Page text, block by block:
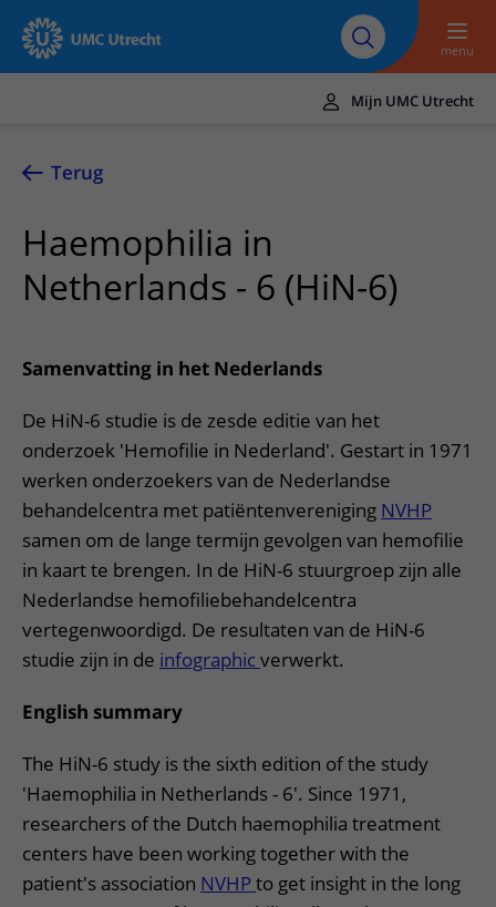
Naar hoofdinhoud
Over UMC
Utrecht
Research
Werken bij het UMC
Utrecht
menu
UMC Utrecht
Zorg en behandeling
Ziekten en aandoeningen
Poliklinieken
Verpleegafdelingen
Onze zorgverleners
Onderzoeken en diagnostiek
Het Wilhelmina Kinderziekenhuis
Afspraak en opname
Opname in het ziekenhuis
Voorbereiding op uw afspraak
Bloedprikken
Wachttijden
Bezoektijden
Wijzigen patiëntgegevens
Mijn UMC Utrecht patiëntportaal
Apotheek
Winkels en restaurants
Faciliteiten en voorzieningen
Bezoekregels
Kwaliteit en veiligheid
Spoed
Contactgegevens
Route naar het ziekenhuis
Parkeren
Wegwijs in het ziekenhuis
Contact met polikliniek
Het Wilhelmina Kinderziekenhuis
Verwijzers
Patiënt verwijzen
Teleconsult aanvragen
Diagnostiek aanvragen
Zorgverlenersportaal
Meer UMC Utrecht
Over UMC Utrecht
Research
Onderwijs
Werken bij het UMC Utrecht
Mijn UMC Utrecht
Terug
Haemophilia in
Netherlands - 6 (HiN-6)
Samenvatting in het Nederlands
De HiN-6 studie is de zesde editie van het
onderzoek 'Hemofilie in Nederland'. Gestart in 1971
werken onderzoekers van de Nederlandse
behandelcentra met patiëntenvereniging NVHP
samen om de lange termijn gevolgen van hemofilie
in kaart te brengen. In de HiN-6 stuurgroep zijn alle
Nederlandse hemofiliebehandelcentra
vertegenwoordigd. De resultaten van de HiN-6
studie zijn in de infographicverwerkt.
English summary
The HiN-6 study is the sixth edition of the study
'Haemophilia in Netherlands - 6'. Since 1971,
researchers of the Dutch haemophilia treatment
centers have been working together with the
patient's association NVHPto get insight in the long